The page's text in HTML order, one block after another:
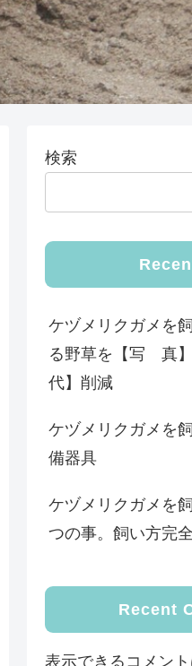
検索
ケヅメリクガメを
る野草を【写 真
代】削減
ケヅメリクガメを
備器具
ケヅメリクガメを
つの事。飼い方完全
Recent
表示できるコメント